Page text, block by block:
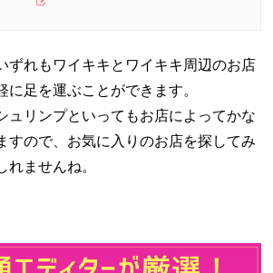
ずれもワイキキとワイキキ周辺のお店
に足を運ぶことができます。
ュリンプといってもお店によってかな
すので、お気に入りのお店を探してみ
れませんね。